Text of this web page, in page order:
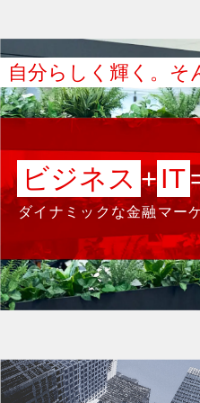
ビジネス +IT
ダイナミックな金融マー
自分らしく輝く。 そ